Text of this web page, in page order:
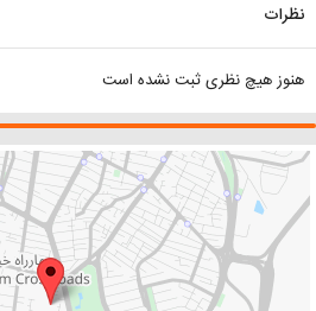
نظرات
هنوز هیچ نظری ثبت نشده است